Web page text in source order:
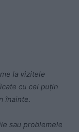
la vizitele
cu cel puțin
înainte.
sau problemele